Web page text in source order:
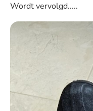
Wordt vervolgd.....